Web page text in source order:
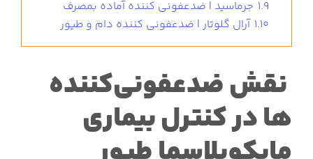
1.9 جرماسید | ضدعفونی کننده آماده بمصرف
1.10 آرال گلوتار | ضدعفونی کننده دام و طیور
نقش ضدعفونی‌کننده‌
ها در کنترلبیماری